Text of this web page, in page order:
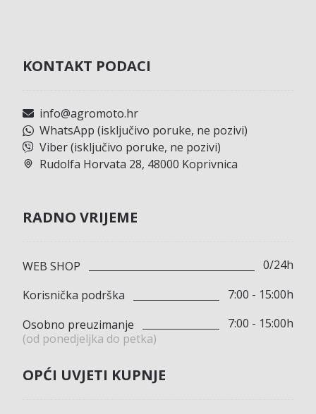
KONTAKT PODACI
info@agromoto.hr
WhatsApp (isključivo poruke, ne pozivi)
Viber (isključivo poruke, ne pozivi)
Rudolfa Horvata 28, 48000 Koprivnica
RADNO VRIJEME
WEB SHOP
0/24h
Korisnička podrška
7:00 - 15:00h
Osobno preuzimanje
(od ponedjeljka do petka)
7:00 - 15:00h
OPĆI UVJETI KUPNJE